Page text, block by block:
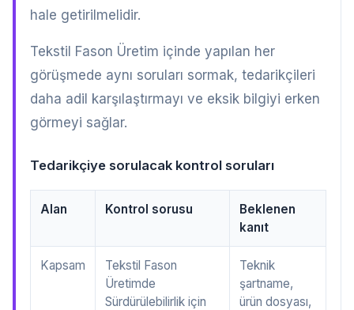
hale getirilmelidir.
Tekstil Fason Üretim içinde yapılan her
görüşmede aynı soruları sormak, tedarikçileri
daha adil karşılaştırmayı ve eksik bilgiyi erken
görmeyi sağlar.
Tedarikçiye sorulacak kontrol soruları
Alan Kontrol sorusu
Beklenen
kanıt
Kapsam
Tekstil Fason
Üretimde
Sürdürülebilirlik için
Teknik
şartname,
ürün dosyası,